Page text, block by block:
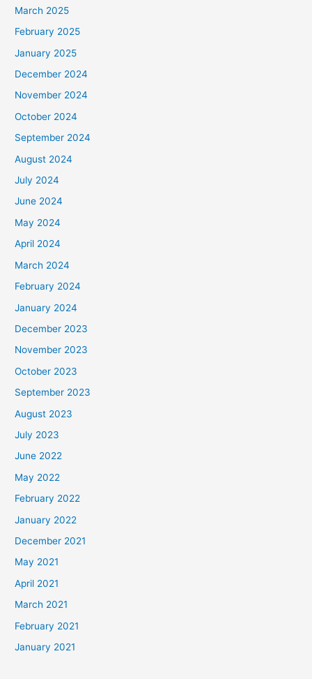
March 2025
February 2025
January 2025
December 2024
November 2024
October 2024
September 2024
August 2024
July 2024
June 2024
May 2024
April 2024
March 2024
February 2024
January 2024
December 2023
November 2023
October 2023
September 2023
August 2023
July 2023
June 2022
May 2022
February 2022
January 2022
December 2021
May 2021
April 2021
March 2021
February 2021
January 2021